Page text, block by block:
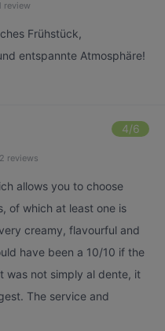
review
Frühstück,
entspannte Atmosphäre!
4/6
2 reviews
allows you to choose
of which at least one is
creamy, flavourful and
have been a 10/10 if the
was not simply al dente, it
The service and